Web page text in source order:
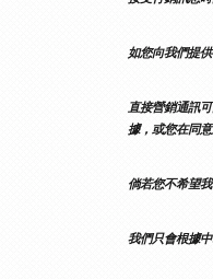
如您向我們提
直接營銷通訊
據，或您在同
倘若您不希望
我們只會根據